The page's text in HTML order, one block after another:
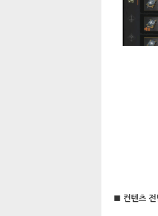
■ 컨텐츠 전